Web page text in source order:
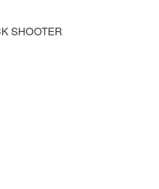
SHOOTER